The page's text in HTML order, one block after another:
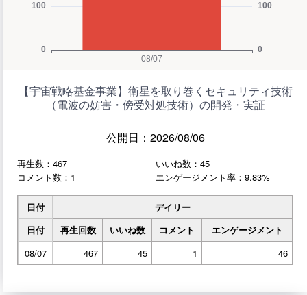
【宇宙戦略基金事業】衛星を取り巻くセキュリティ技術
（電波の妨害・傍受対処技術）の開発・実証
公開日：2026/08/06
再生数：467
いいね数：45
コメント数：1
エンゲージメント率：9.83%
日付
デイリー
日付
再生回数 いいね数 コメント
エンゲージメント
08/07
467 45 1 46